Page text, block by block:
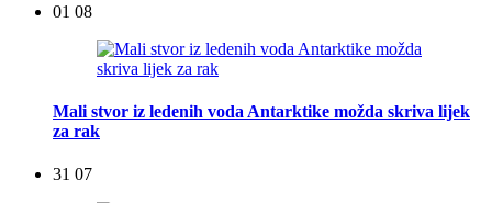
01 08
Mali stvor iz ledenih voda Antarktike možda skriva lijek
za rak
31 07